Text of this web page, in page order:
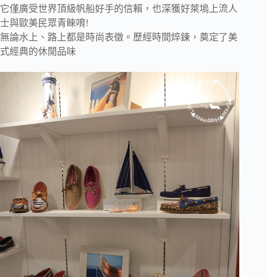
它僅廣受世界頂級帆船好手的信賴，也深獲好萊塢上流人
士與歐美民眾青睞唷!
無論水上、路上都是時尚表徵。歷經時間焠鍊，奠定了美
式經典的休閒品味